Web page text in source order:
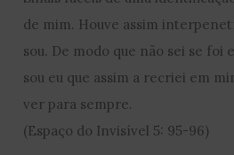
de mim. Houve assim
sou. De modo que não sei se foi
sou eu que assim a recriei em
ver para sempre.
(Espaço do Invisível 5: 95-96)